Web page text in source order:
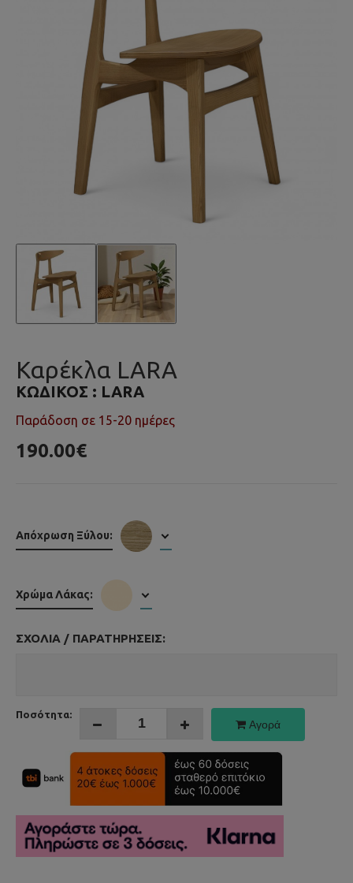
Καρέκλα LARA
ΚΩΔΙΚΌΣ : LARA
Παράδοση σε 15-20 ημέρες
190.00€
Απόχρωση Ξύλου:
Χρώμα Λάκας:
ΣΧΌΛΙΑ / ΠΑΡΑΤΗΡΉΣΕΙΣ:
Ποσότητα:
Αγορά